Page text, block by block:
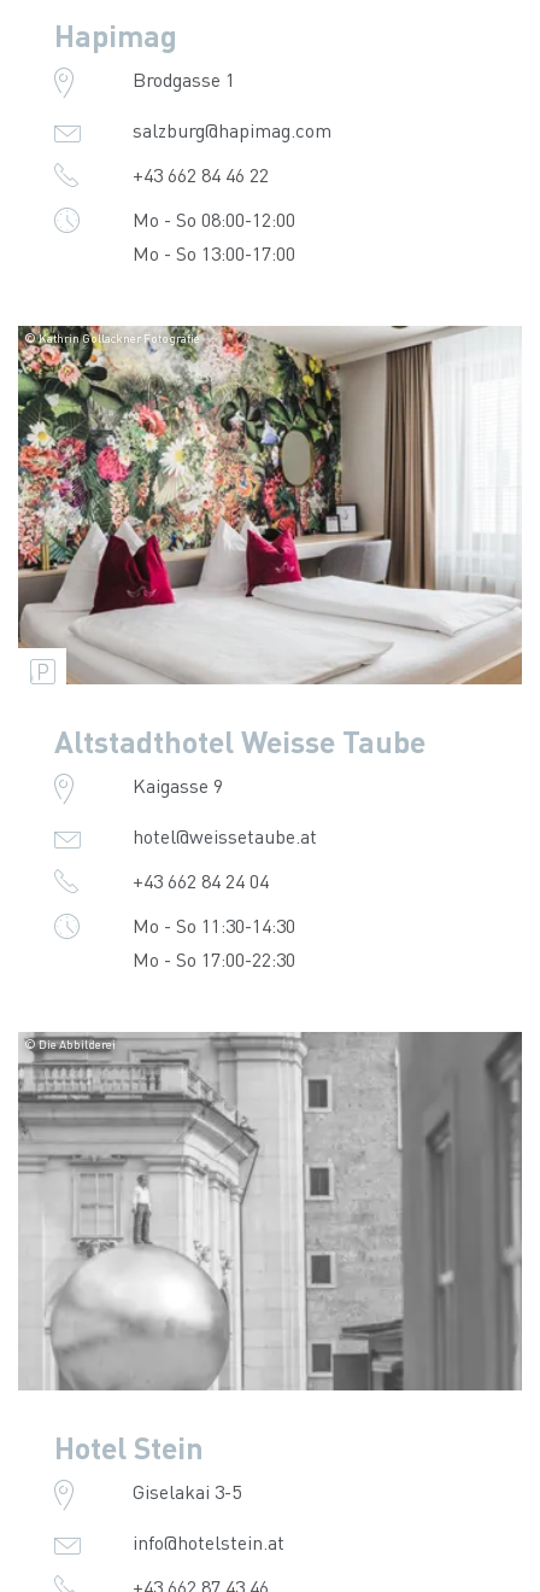
Hapimag
Brodgasse 1
salzburg@hapimag.com
+43 662 84 46 22
Mo - So 08:00-12:00
Mo - So 13:00-17:00
© Kathrin Gollackner Fotografie
Altstadthotel Weisse Taube
Kaigasse 9
hotel@weissetaube.at
+43 662 84 24 04
Mo - So 11:30-14:30
Mo - So 17:00-22:30
© Die Abbilderei
Hotel Stein
Giselakai 3-5
info@hotelstein.at
+43 662 87 43 46